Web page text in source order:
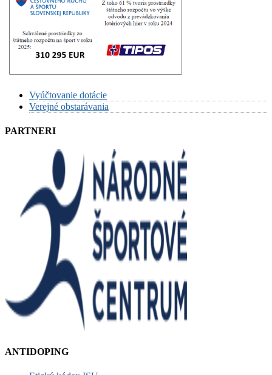
Vyúčtovanie dotácie
Verejné obstarávania
PARTNERI
ANTIDOPING